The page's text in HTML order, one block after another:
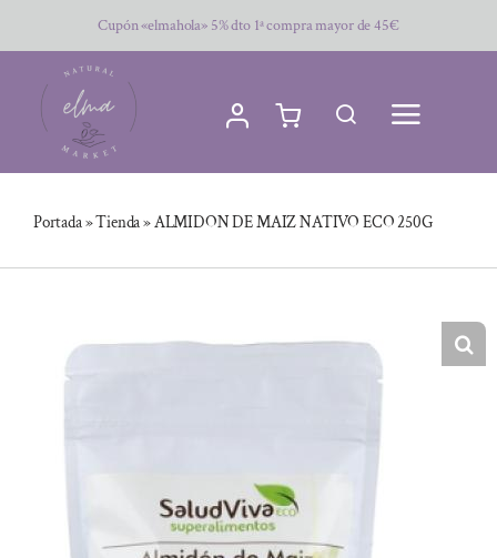
al
contenido
Cupón «elmahola» 5% dto 1ª compra mayor de 45€
Portada»Tienda»ALMIDON DE MAIZ NATIVO ECO 250G